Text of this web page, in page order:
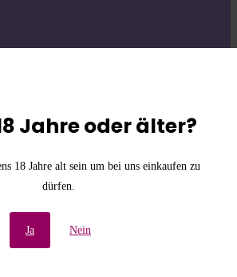
Jahre oder älter?
18 Jahre alt sein um bei uns einkaufen zu
dürfen.
Ja Nein
an einer
Sache –